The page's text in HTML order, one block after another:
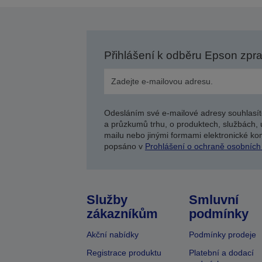
Přihlášení k odběru Epson
Odesláním své e-mailové adresy
a průzkumů trhu, o produktech,
mailu nebo jinými formami elektronické
popsáno v Prohlášení o ochraně
Služby
zákazníkům
Akční nabídky
Registrace produktu
Smluvní
podmínky
Podmínky prodeje
Platební a dodací